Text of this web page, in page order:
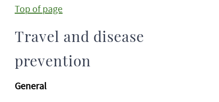
Top of page
Travel and disease
prevention
General